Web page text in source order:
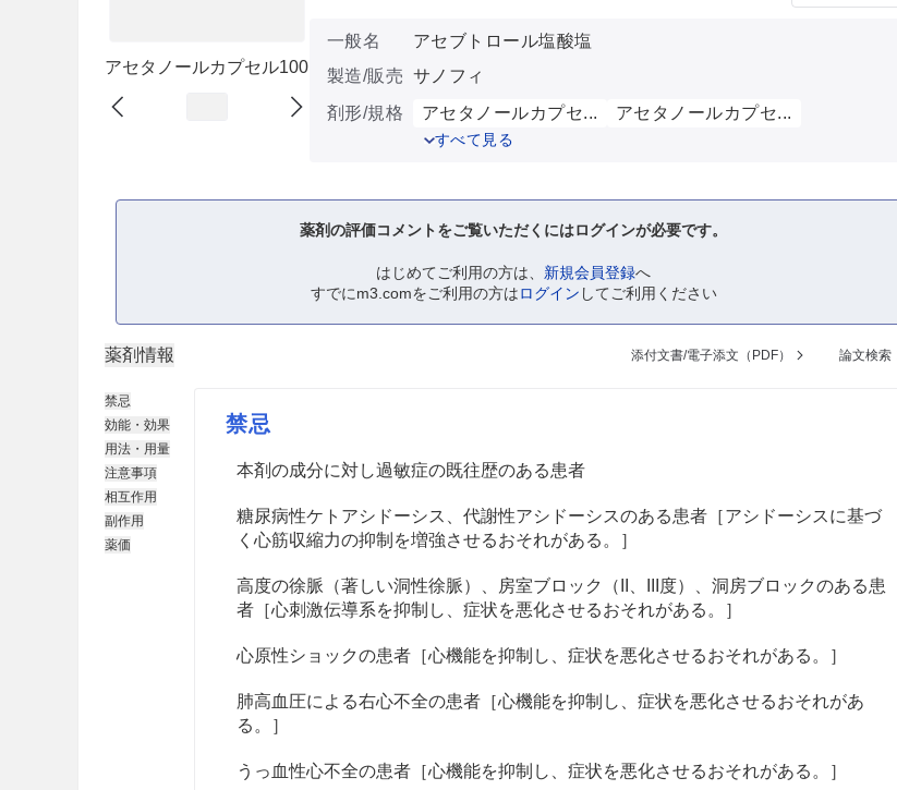
アセタノールカプセル100
一般名
アセブトロール塩酸塩
製造/販売 サノフィ
剤形/規格
アセタノールカプセ... アセタノールカプセ...
すべて見る
薬剤の評価コメントをご覧いただくにはログインが必要です。
はじめてご利用の方は、 新規会員登録へ
すでにm3.comをご利用の方はログイン してご利用ください
薬剤情報 添付文書/電子添文（PDF） 論文検索
禁忌
効能・効果
用法・用量
注意事項
相互作用
副作用
薬価
禁忌
本剤の成分に対し過敏症の既往歴のある患者
糖尿病性ケトアシドーシス、代謝性アシドーシスのある患者［アシドーシスに基づ
く心筋収縮力の抑制を増強させるおそれがある。］
高度の徐脈（著しい洞性徐脈）、房室ブロック（II、III度）、洞房ブロックのある患
者［心刺激伝導系を抑制し、症状を悪化させるおそれがある。］
心原性ショックの患者［心機能を抑制し、症状を悪化させるおそれがある。］
肺高血圧による右心不全の患者［心機能を抑制し、症状を悪化させるおそれがあ
る。］
うっ血性心不全の患者［心機能を抑制し、症状を悪化させるおそれがある。］